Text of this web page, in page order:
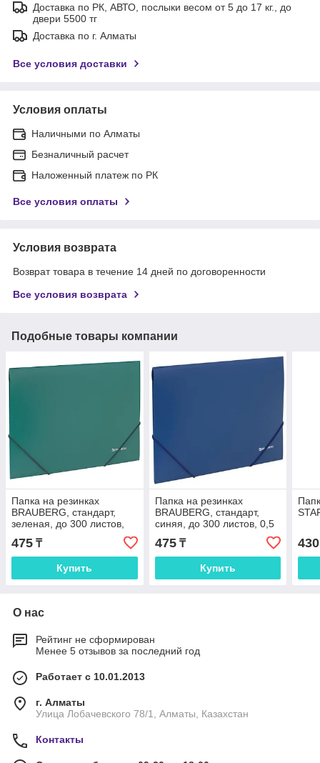
Доставка по РК, АВТО, послыки весом от 5 до 17 кг., до
двери 5500 тг
Доставка по г. Алматы
Все условия доставки
Условия оплаты
Наличными по Алматы
Безналичный расчет
Наложенный платеж по РК
Все условия оплаты
Условия возврата
Возврат товара в течение 14 дней по договоренности
Все условия возврата
Подобные товары компании
Папка на резинках
BRAUBERG, стандарт,
зеленая, до 300 листов,
0,5 мм
475 ₸
Купить
Папка на резинках
BRAUBERG, стандарт,
синяя, до 300 листов, 0,5
475₸
Купить
430
О нас
Рейтинг не сформирован
Менее 5 отзывов за последний год
Работает с 10.01.2013
г. Алматы
Улица Лобачевского 78/1, Алматы, Казахстан
Контакты